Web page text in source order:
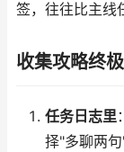
签，往往比主线
收集攻略终
任务日志里
择"多聊两